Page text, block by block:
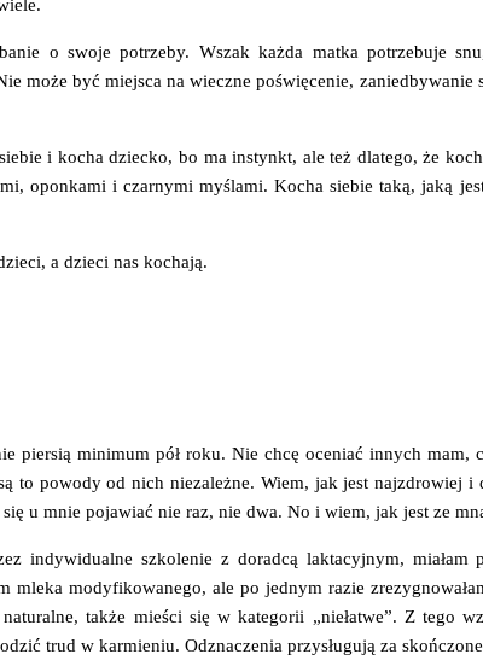
o swoje potrzeby. Wszak każda matka potrzebuje
może być miejsca na wieczne poświęcenie, zaniedbywanie
i kocha dziecko, bo ma instynkt, ale też dlatego, że
oponkami i czarnymi myślami. Kocha siebie taką, jaką
a dzieci nas kochają.
piersią minimum pół roku. Nie chcę oceniać innych mam,
to powody od nich niezależne. Wiem, jak jest najzdrowiej i
u mnie pojawiać nie raz, nie dwa. No i wiem, jak jest ze
indywidualne szkolenie z doradcą laktacyjnym,
mleka modyfikowanego, ale po jednym razie
także mieści się w kategorii „niełatwe”. Z tego
trud w karmieniu. Odznaczenia przysługują za